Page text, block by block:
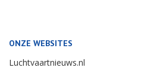
ONZE WEBSITES
Luchtvaartnieuws.nl